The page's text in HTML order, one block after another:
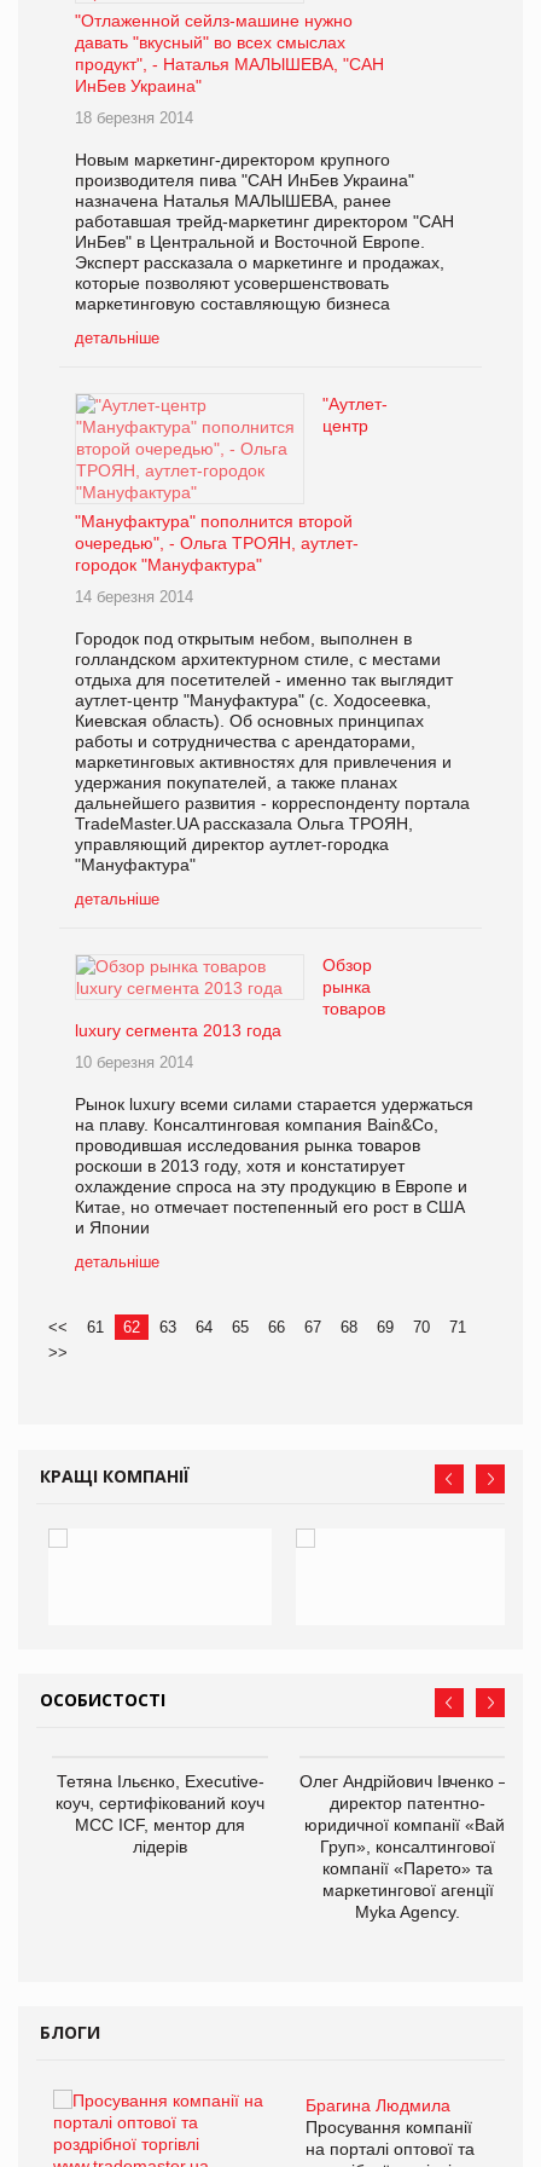
"Отлаженной сейлз-машине нужно
давать "вкусный" во всех смыслах
продукт", - Наталья МАЛЫШЕВА, "САН
ИнБев Украина"
18 березня 2014
Новым маркетинг-директором крупного
производителя пива "САН ИнБев Украина"
назначена Наталья МАЛЫШЕВА, ранее
работавшая трейд-маркетинг директором "САН
ИнБев" в Центральной и Восточной Европе.
Эксперт рассказала о маркетинге и продажах,
которые позволяют усовершенствовать
маркетинговую составляющую бизнеса
детальніше
"Аутлет-
центр
"Мануфактура" пополнится второй
очередью", - Ольга ТРОЯН, аутлет-
городок "Мануфактура"
14 березня 2014
Городок под открытым небом, выполнен в
голландском архитектурном стиле, с местами
отдыха для посетителей - именно так выглядит
аутлет-центр "Мануфактура" (с. Ходосеевка,
Киевская область). Об основных принципах
работы и сотрудничества с арендаторами,
маркетинговых активностях для привлечения и
удержания покупателей, а также планах
дальнейшего развития - корреспонденту портала
TradeMaster.UA рассказала Ольга ТРОЯН,
управляющий директор аутлет-городка
"Мануфактура"
детальніше
Обзор
рынка
товаров
luxury сегмента 2013 года
10 березня 2014
Рынок luxury всеми силами старается удержаться
на плаву. Консалтинговая компания Bain&Co,
проводившая исследования рынка товаров
роскоши в 2013 году, хотя и констатирует
охлаждение спроса на эту продукцию в Европе и
Китае, но отмечает постепенный его рост в США
и Японии
детальніше
<< 61 62 63 64 65 66 67 68 69 70
71
>>
КРАЩІ КОМПАНІЇ
ОСОБИСТОСТІ
Тетяна Ільєнко, Executive-
коуч, сертифікований коуч
МСС ICF, ментор для
лідерів
Олег Андрійович Івченко —
директор патентно-
юридичної компанії «Вайз
Груп», консалтингової
компанії «Парето» та
маркетингової агенції
Myka Agency.
БЛОГИ
Брагина Людмила
Просування компанії
на порталі оптової та